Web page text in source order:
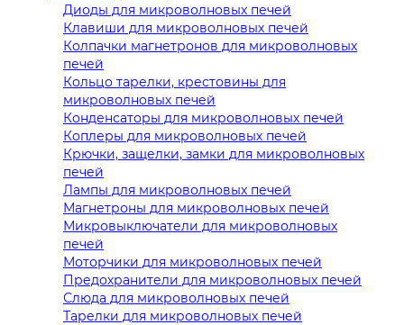
Диоды для микроволновых печей
Клавиши для микроволновых печей
Колпачки магнетронов для микроволновых
печей
Кольцо тарелки, крестовины для
микроволновых печей
Конденсаторы для микроволновых печей
Коплеры для микроволновых печей
Крючки, защелки, замки для микроволновых
печей
Лампы для микроволновых печей
Магнетроны для микроволновых печей
Микровыключатели для микроволновых
печей
Моторчики для микроволновых печей
Предохранители для микроволновых печей
Слюда для микроволновых печей
Тарелки для микроволновых печей